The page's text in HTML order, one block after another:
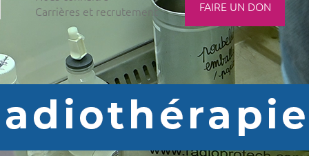
Carrières et recrutement
FAIRE UN DON